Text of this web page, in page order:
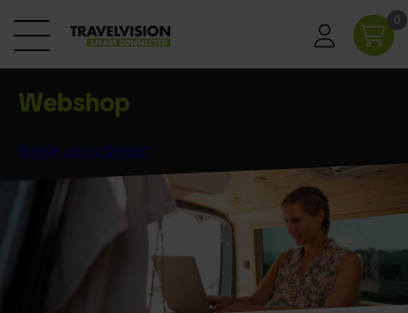
0
Webshop
Bekijk assortiment